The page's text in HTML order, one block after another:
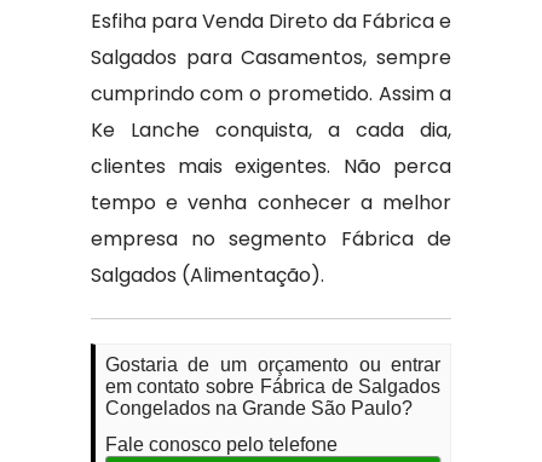
Esfiha para Venda Direto da Fábrica e
Salgados para Casamentos, sempre
cumprindo com o prometido. Assim a
Ke Lanche conquista, a cada dia,
clientes mais exigentes. Não perca
tempo e venha conhecer a melhor
empresa no segmento Fábrica de
Salgados (Alimentação).
Gostaria de um orçamento ou entrar
em contato sobre Fábrica de Salgados
Congelados na Grande São Paulo?
Fale conosco pelo telefone